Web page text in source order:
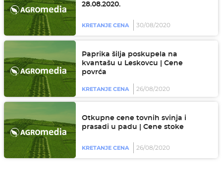
28.08.2020.
KRETANJE CENA 30/08/2020
Paprika šilja poskupela na
kvantašu u Leskovcu | Cene
povrća
KRETANJE CENA 26/08/2020
Otkupne cene tovnih svinja i
prasadi u padu | Cene stoke
KRETANJE CENA 26/08/2020